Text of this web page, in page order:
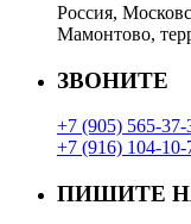
Россия,
Мамонтово,
ЗВОНИТЕ
+7 (905) 565-37-
+7 (916) 104-10-
ПИШИТЕ